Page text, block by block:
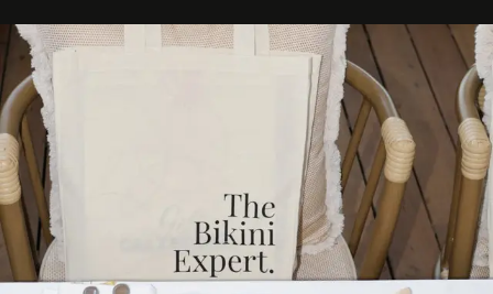
buluşturarak markanın Cavo Tagoo’daki varlığını
sürükleyici ve mevsime özel bir deneyime dönüştürüyor.